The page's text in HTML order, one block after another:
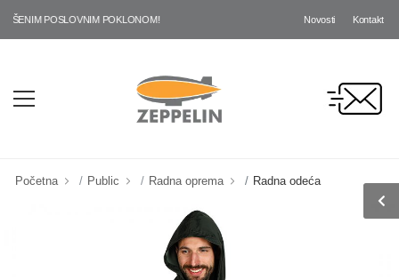
POSLOVNIM POKLONOM! Novosti Kontakt
Početna Public Radna oprema Radna odeća